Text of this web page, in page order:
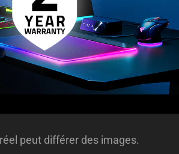
peut différer des images.